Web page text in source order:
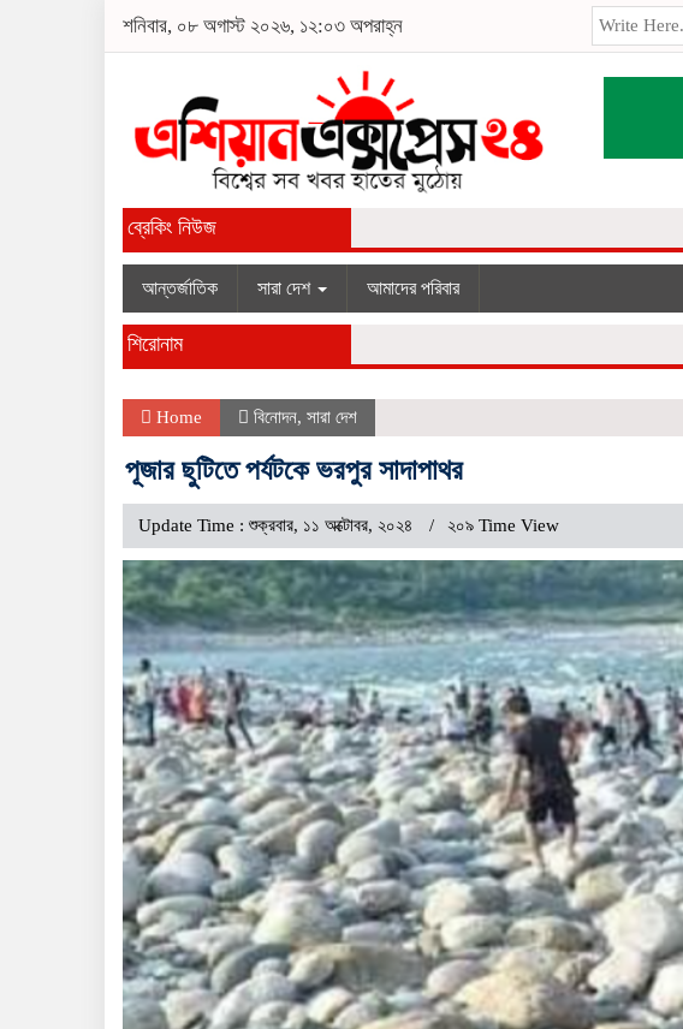
শনিবার, ০৮ অগাস্ট ২০২৬, ১২:০৩ অপরাহ্ন
ব্রেকিং নিউজ
আন্তর্জাতিক সারা দেশ আমাদের পরিবার
শিরোনাম
Home বিনোদন, সারা দেশ
পূজার ছুটিতে পর্যটকে ভরপুর সাদাপাথর
Update Time : শুক্রবার, ১১ অক্টোবর, ২০২৪ ২০৯ Time View